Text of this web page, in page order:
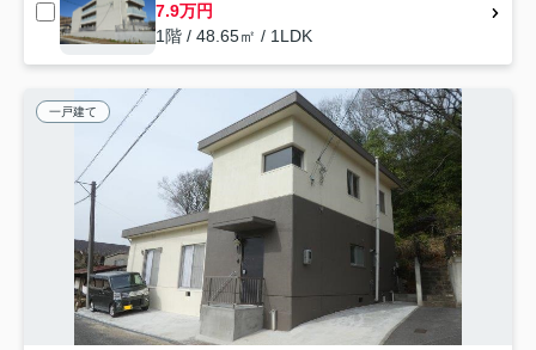
7.9万円
1階 / 48.65㎡ / 1LDK
一戸建て